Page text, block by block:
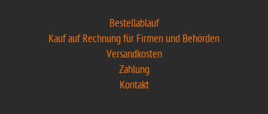
Bestellablauf
Kauf auf Rechnung für Firmen und Behörden
Versandkosten
Zahlung
Kontakt